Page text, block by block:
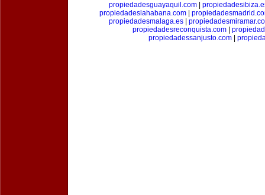
propiedadesguayaquil.com
propiedadeslahabana.com|
propiedadesmalaga.es|
propiedadesreconquista.com
propiedadessanjusto.com